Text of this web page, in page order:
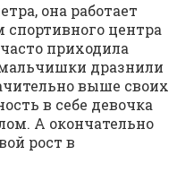
она работает
центра
приходила
дразнили
выше своих
в себе девочка
А окончательно
рост в